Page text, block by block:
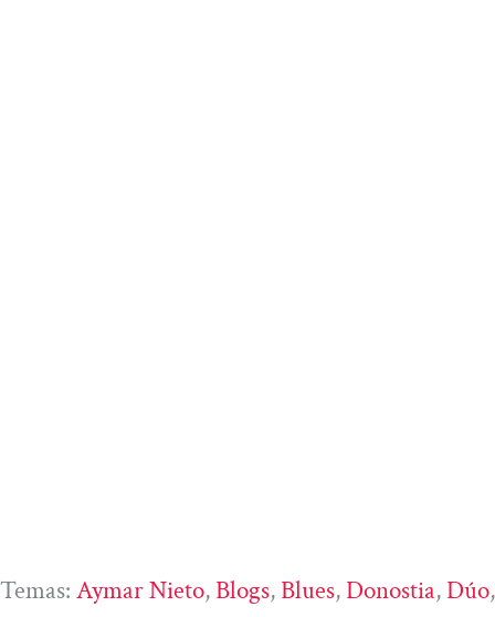
Temas: Aymar Nieto, Blogs, Blues, Donostia, Dúo